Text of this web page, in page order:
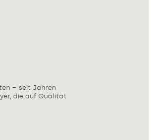
– seit Jahren
die auf Qualität